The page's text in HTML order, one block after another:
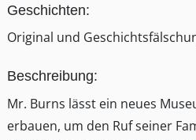
Geschichten:
Original und
Beschreibung:
Mr. Burns lässt ein neues
erbauen, um den Ruf seiner